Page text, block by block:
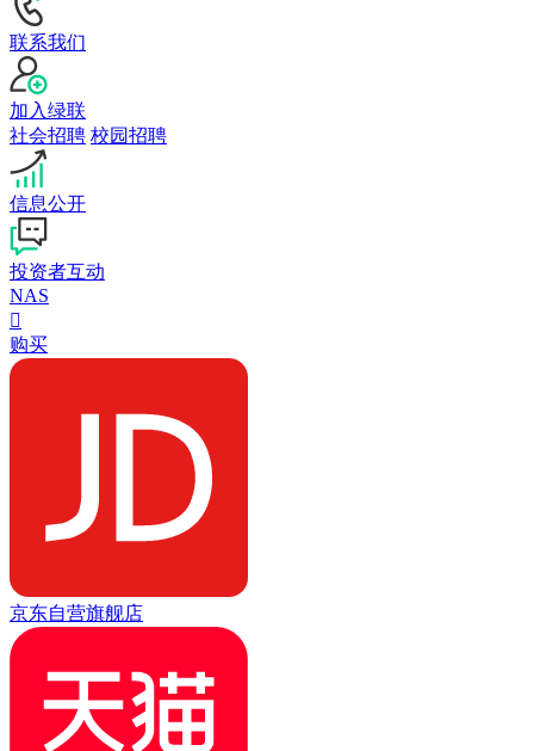
联系我们
加入绿联
社会招聘 校园招聘
信息公开
投资者互动
NAS

购买
京东自营旗舰店